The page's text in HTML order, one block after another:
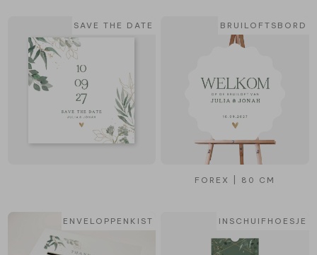
SAVE THE DATE BRUILOFTSBORD
FOREX | 80 CM
ENVELOPPENKIST INSCHUIFHOESJE